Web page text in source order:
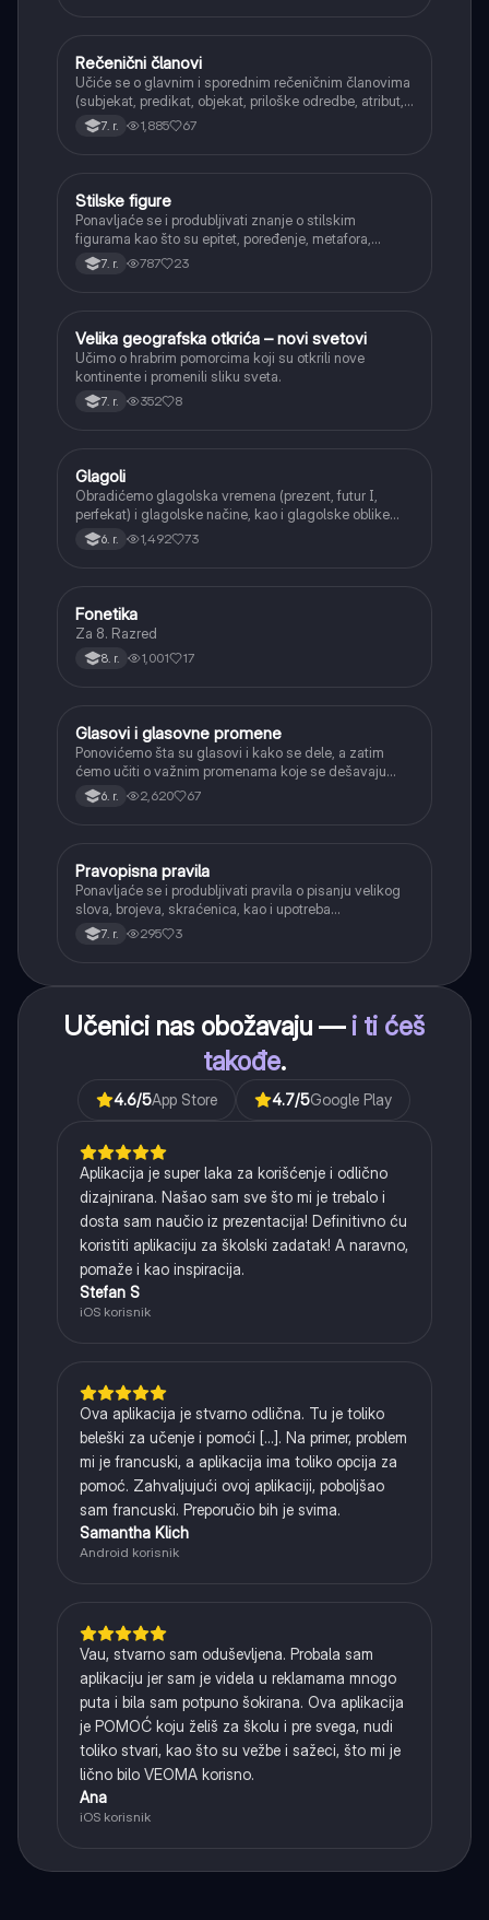
Srpski jezik
Rečenični članovi
Učiće se o glavnim i sporednim rečeničnim članovima
(subjekat, predikat, objekat, priloške odredbe, atribut,
apozicija) i njihovoj funkciji.
7. r. 1,885 67
Srpski jezik
Stilske figure
Ponavljaće se i produbljivati znanje o stilskim
figurama kao što su epitet, poređenje, metafora,
personifikacija, hiperbola, onomatopeja, aliteracija i
asonanca, razumevajući njihovu ulogu u tekstu.
7. r. 787 23
Istorija
Velika geografska otkrića – novi svetovi
Učimo o hrabrim pomorcima koji su otkrili nove
kontinente i promenili sliku sveta.
7. r. 352 8
Srpski jezik
Glagoli
Obradićemo glagolska vremena (prezent, futur I,
perfekat) i glagolske načine, kao i glagolske oblike
(infinitiv, glagolski pridevi i prilozi) i glagolski vid
(svršeni i nesvršeni).
6. r. 1,492 73
Srpski jezik
Fonetika
Za 8. Razred
8. r. 1,001 17
Srpski jezik
Glasovi i glasovne promene
Ponovićemo šta su glasovi i kako se dele, a zatim
ćemo učiti o važnim promenama koje se dešavaju
kada se glasovi nađu jedan pored drugog u rečima
(npr. jednačenje suglasnika po zvučnosti i mestu
6. r. 2,620 67
Srpski jezik
Pravopisna pravila
Ponavljaće se i produbljivati pravila o pisanju velikog
slova, brojeva, skraćenica, kao i upotreba
interpunkcije, sa posebnim fokusom na zarez u
složenoj rečenici.
7. r. 295 3
Učenici nas obožavaju — i ti ćeš
takođe.
4.6/5App Store 4.7/5Google Play
Aplikacija je super laka za korišćenje i odlično
dizajnirana. Našao sam sve što mi je trebalo i
dosta sam naučio iz prezentacija! Definitivno ću
koristiti aplikaciju za školski zadatak! A naravno,
pomaže i kao inspiracija.
Stefan S
iOS korisnik
Ova aplikacija je stvarno odlična. Tu je toliko
beleški za učenje i pomoći [...]. Na primer, problem
mi je francuski, a aplikacija ima toliko opcija za
pomoć. Zahvaljujući ovoj aplikaciji, poboljšao
sam francuski. Preporučio bih je svima.
Samantha Klich
Android korisnik
Vau, stvarno sam oduševljena. Probala sam
aplikaciju jer sam je videla u reklamama mnogo
puta i bila sam potpuno šokirana. Ova aplikacija
je POMOĆ koju želiš za školu i pre svega, nudi
toliko stvari, kao što su vežbe i sažeci, što mi je
lično bilo VEOMA korisno.
Ana
iOS korisnik